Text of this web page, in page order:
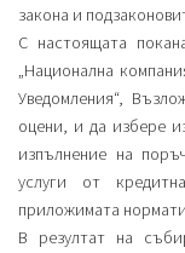
закона и
С настоящата
„Национална
Уведомления“,
оцени, и да избере
изпълнение на
услуги от
приложимата
В резултат на